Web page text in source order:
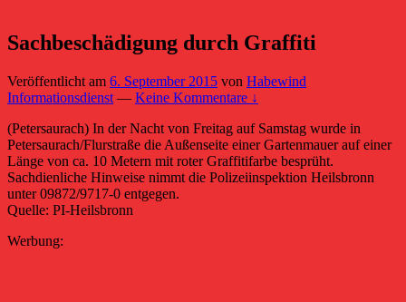
Sachbeschädigung durch Graffiti
Veröffentlicht am 6. September 2015 von Habewind
Informationsdienst — Keine Kommentare ↓
(Petersaurach) In der Nacht von Freitag auf Samstag wurde in
Petersaurach/Flurstraße die Außenseite einer Gartenmauer auf einer
Länge von ca. 10 Metern mit roter Graffitifarbe besprüht.
Sachdienliche Hinweise nimmt die Polizeiinspektion Heilsbronn
unter 09872/9717-0 entgegen.
Quelle: PI-Heilsbronn
Werbung: